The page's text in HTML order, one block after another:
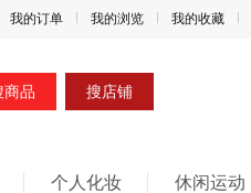
我的订单 我的浏览 我的收藏
商品 搜店铺
个人化妆 休闲运动